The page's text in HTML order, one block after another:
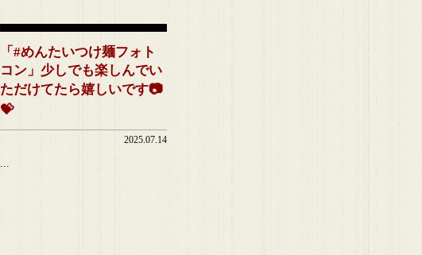
「#めんたいつけ麺フォト
コン」少しでも楽しんでい
ただけてたら嬉しいです📷
💝
2025.07.14
...